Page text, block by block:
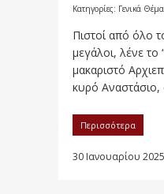
Κατηγορίες: Γενικά
Πιστοί από όλο
μεγάλοι, λένε το
μακαριστό
κυρό Αναστάσιο,
Περισσότερα
30 Ιανουαρίου 2025